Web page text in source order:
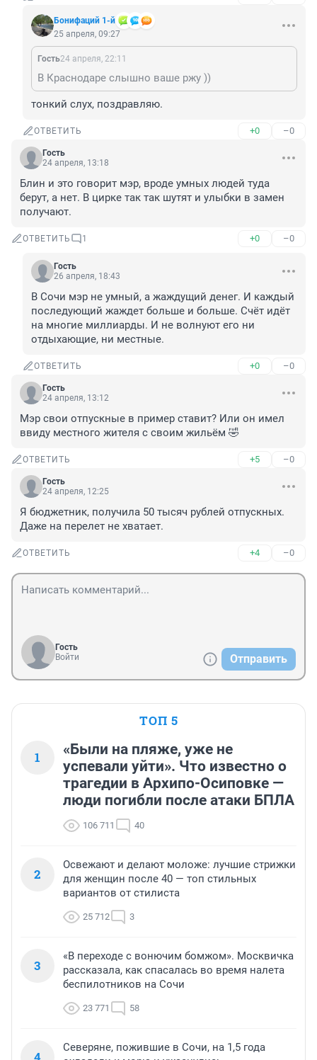
Бонифаций 1-й
25 апреля, 09:27
Гость24 апреля, 22:11
В Краснодаре слышно ваше ржу ))
тонкий слух, поздравляю.
ОТВЕТИТЬ +0 –0
Гость
24 апреля, 13:18
Блин и это говорит мэр, вроде умных людей туда
берут, а нет. В цирке так так шутят и улыбки в замен
получают.
ОТВЕТИТЬ 1 +0 –0
Гость
26 апреля, 18:43
В Сочи мэр не умный, а жаждущий денег. И каждый
последующий жаждет больше и больше. Счёт идёт
на многие миллиарды. И не волнуют его ни
отдыхающие, ни местные.
ОТВЕТИТЬ +0 –0
Гость
24 апреля, 13:12
Мэр свои отпускные в пример ставит? Или он имел
ввиду местного жителя с своим жильём 🤣
ОТВЕТИТЬ +5 –0
Гость
24 апреля, 12:25
Я бюджетник, получила 50 тысяч рублей отпускных.
Даже на перелет не хватает.
ОТВЕТИТЬ +4 –0
Гость
Войти
Отправить
ТОП 5
1
«Были на пляже, уже не
успевали уйти». Что известно о
трагедии в Архипо-Осиповке —
люди погибли после атаки БПЛА
106 711 40
2
Освежают и делают моложе: лучшие стрижки
для женщин после 40 — топ стильных
вариантов от стилиста
25 712 3
3
«В переходе с вонючим бомжом». Москвичка
рассказала, как спасалась во время налета
беспилотников на Сочи
23 771 58
Северяне, пожившие в Сочи, на 1,5 года